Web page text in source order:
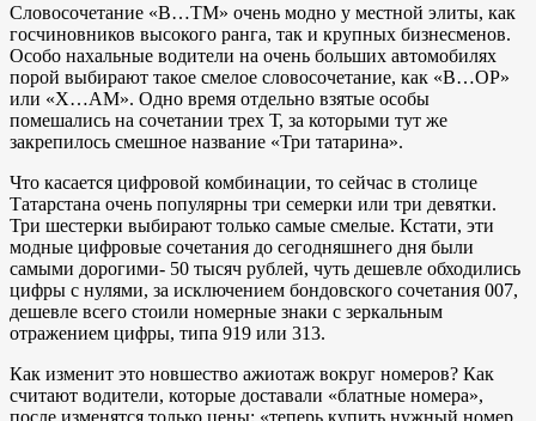
Словосочетание «В…ТМ» очень модно у местной элиты, как
госчиновников высокого ранга, так и крупных бизнесменов.
Особо нахальные водители на очень больших автомобилях
порой выбирают такое смелое словосочетание, как «В…ОР»
или «Х…АМ». Одно время отдельно взятые особы
помешались на сочетании трех Т, за которыми тут же
закрепилось смешное название «Три татарина».
Что касается цифровой комбинации, то сейчас в столице
Татарстана очень популярны три семерки или три девятки.
Три шестерки выбирают только самые смелые. Кстати, эти
модные цифровые сочетания до сегодняшнего дня были
самыми дорогими- 50 тысяч рублей, чуть дешевле обходились
цифры с нулями, за исключением бондовского сочетания 007,
дешевле всего стоили номерные знаки с зеркальным
отражением цифры, типа 919 или 313.
Как изменит это новшество ажиотаж вокруг номеров? Как
считают водители, которые доставали «блатные номера»,
после изменятся только цены: «теперь купить нужный номер